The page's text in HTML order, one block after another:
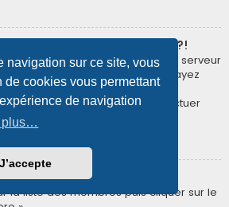
navigation sur ce site, vous
de cookies vous permettant
de navigation
plus…
J’accepte
renvoie à une page blanche ?!
trop de résultats pour que le serveur
la recherche avancée et essayez
les termes employés et dans la
lesquels vous souhaitez effectuer
des membres ?
la liste des membres puis cliquer sur le